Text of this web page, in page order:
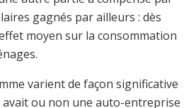
gagnés par ailleurs : dès
moyen sur la consommation
varient de façon significative
avait ou non une auto-entreprise